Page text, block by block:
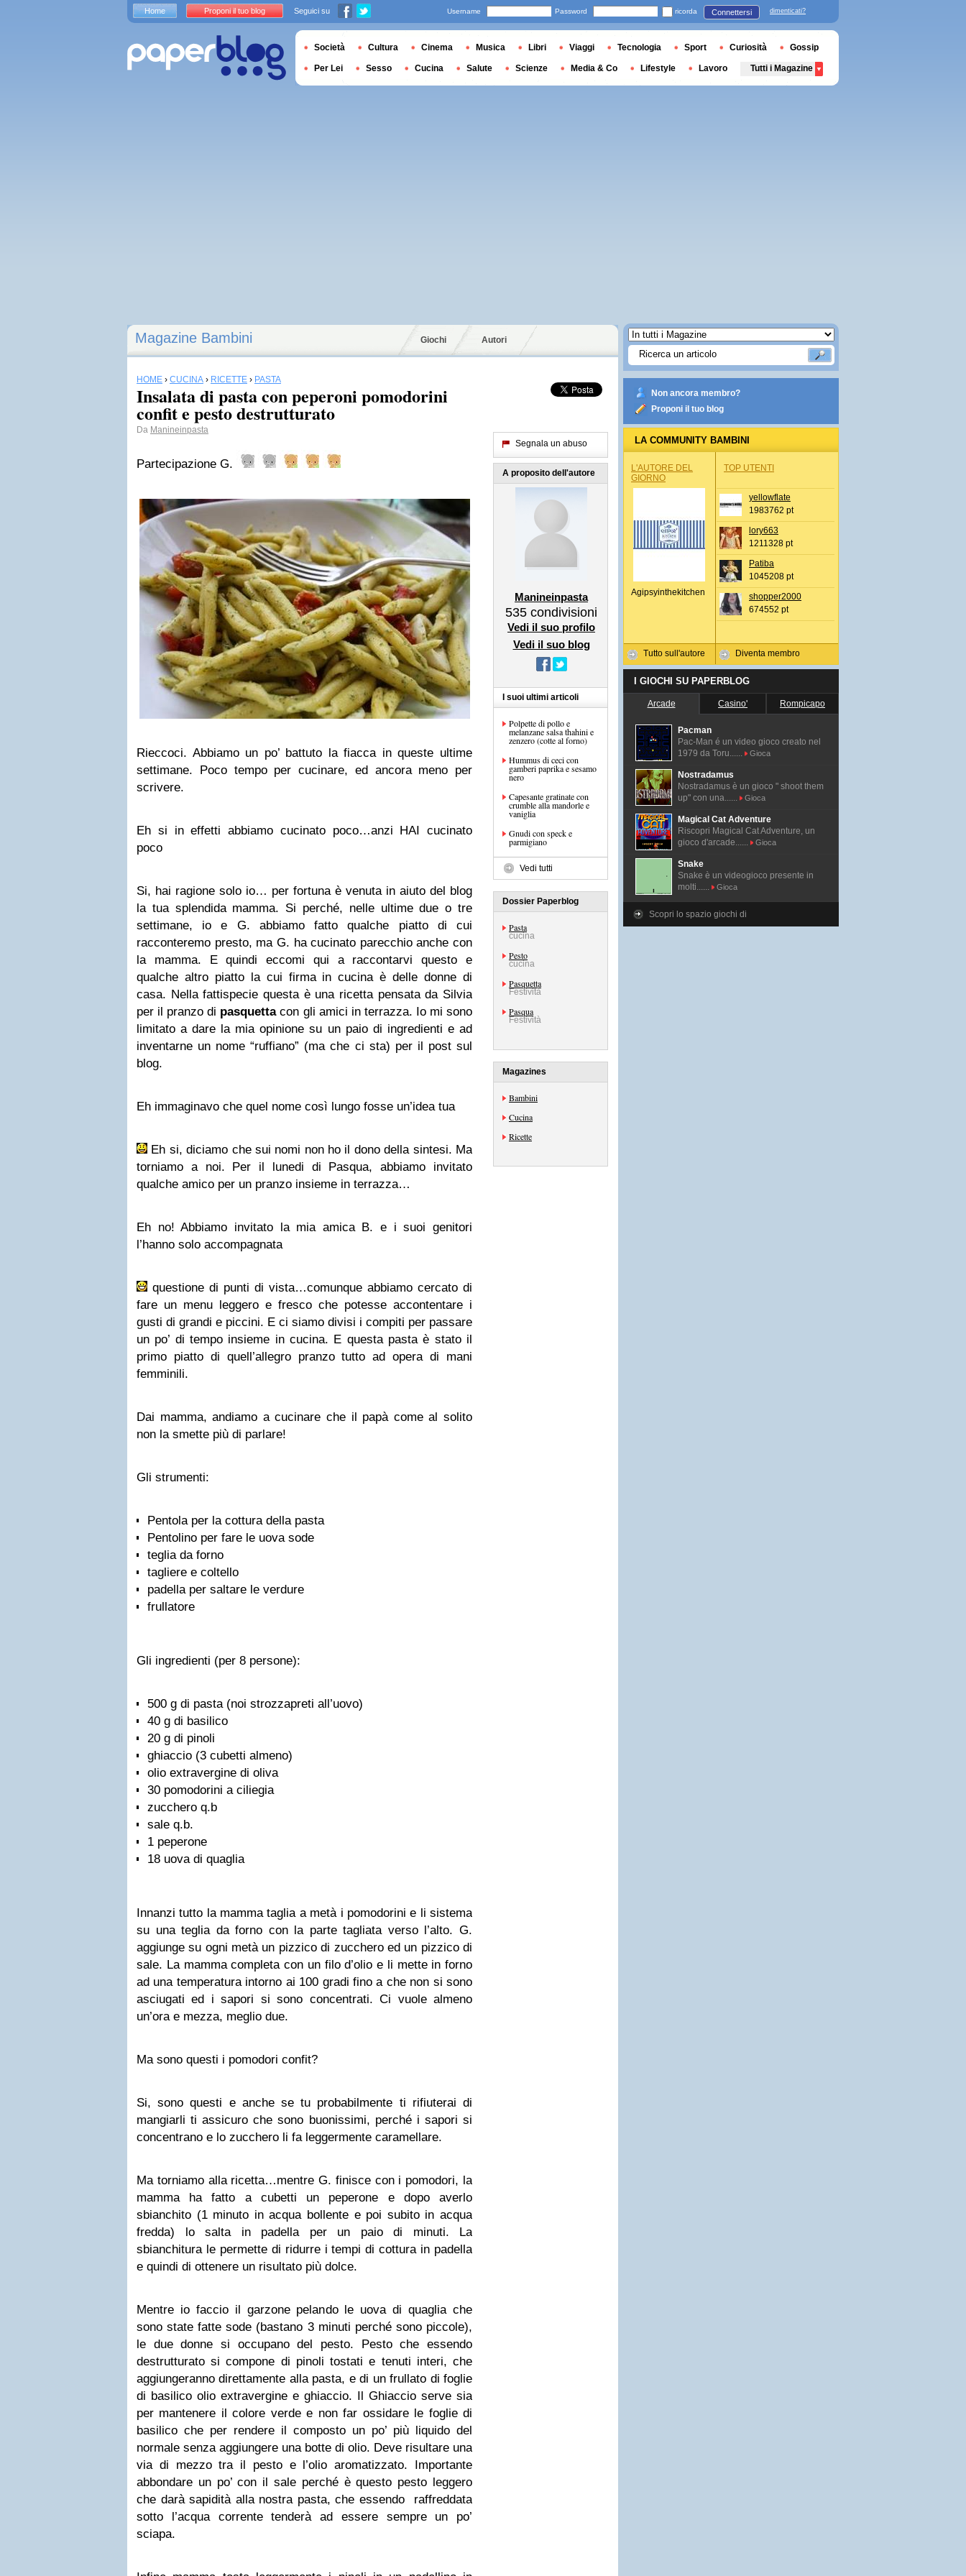
Magazine Bambini Giochi Autori
HOME › CUCINA › RICETTE › PASTA
Insalata di pasta con peperoni pomodorini
confit e pesto destrutturato
Da Manineinpasta
Partecipazione G.
Rieccoci. Abbiamo un po’ battuto la fiacca in queste ultime
settimane. Poco tempo per cucinare, ed ancora meno per
scrivere.
Eh si in effetti abbiamo cucinato poco…anzi HAI cucinato
poco
Si, hai ragione solo io… per fortuna è venuta in aiuto del blog
la tua splendida mamma. Si perché, nelle ultime due o tre
settimane, io e G. abbiamo fatto qualche piatto di cui
racconteremo presto, ma G. ha cucinato parecchio anche con
la mamma. E quindi eccomi qui a raccontarvi questo e
qualche altro piatto la cui firma in cucina è delle donne di
casa. Nella fattispecie questa è una ricetta pensata da Silvia
per il pranzo di pasquettacon gli amici in terrazza. Io mi sono
limitato a dare la mia opinione su un paio di ingredienti e ad
inventarne un nome “ruffiano” (ma che ci sta) per il post sul
blog.
Eh immaginavo che quel nome così lungo fosse un’idea tua
Eh si, diciamo che sui nomi non ho il dono della sintesi. Ma
torniamo a noi. Per il lunedi di Pasqua, abbiamo invitato
qualche amico per un pranzo insieme in terrazza…
Eh no! Abbiamo invitato la mia amica B. e i suoi genitori
l’hanno solo accompagnata
questione di punti di vista…comunque abbiamo cercato di
fare un menu leggero e fresco che potesse accontentare i
gusti di grandi e piccini. E ci siamo divisi i compiti per passare
un po’ di tempo insieme in cucina. E questa pasta è stato il
primo piatto di quell’allegro pranzo tutto ad opera di mani
femminili.
Dai mamma, andiamo a cucinare che il papà come al solito
non la smette più di parlare!
Gli strumenti:
Pentola per la cottura della pasta
Pentolino per fare le uova sode
teglia da forno
tagliere e coltello
padella per saltare le verdure
frullatore
Gli ingredienti (per 8 persone):
500 g di pasta (noi strozzapreti all’uovo)
40 g di basilico
20 g di pinoli
ghiaccio (3 cubetti almeno)
olio extravergine di oliva
30 pomodorini a ciliegia
zucchero q.b
sale q.b.
1 peperone
18 uova di quaglia
Innanzi tutto la mamma taglia a metà i pomodorini e li sistema
su una teglia da forno con la parte tagliata verso l’alto. G.
aggiunge su ogni metà un pizzico di zucchero ed un pizzico di
sale. La mamma completa con un filo d’olio e li mette in forno
ad una temperatura intorno ai 100 gradi fino a che non si sono
asciugati ed i sapori si sono concentrati. Ci vuole almeno
un’ora e mezza, meglio due.
Ma sono questi i pomodori confit?
Si, sono questi e anche se tu probabilmente ti rifiuterai di
mangiarli ti assicuro che sono buonissimi, perché i sapori si
concentrano e lo zucchero li fa leggermente caramellare.
Ma torniamo alla ricetta…mentre G. finisce con i pomodori, la
mamma ha fatto a cubetti un peperone e dopo averlo
sbianchito (1 minuto in acqua bollente e poi subito in acqua
fredda) lo salta in padella per un paio di minuti. La
sbianchitura le permette di ridurre i tempi di cottura in padella
e quindi di ottenere un risultato più dolce.
Mentre io faccio il garzone pelando le uova di quaglia che
sono state fatte sode (bastano 3 minuti perché sono piccole),
le due donne si occupano del pesto. Pesto che essendo
destrutturato si compone di pinoli tostati e tenuti interi, che
aggiungeranno direttamente alla pasta, e di un frullato di foglie
di basilico olio extravergine e ghiaccio. Il Ghiaccio serve sia
per mantenere il colore verde e non far ossidare le foglie di
basilico che per rendere il composto un po’ più liquido del
normale senza aggiungere una botte di olio. Deve risultare una
via di mezzo tra il pesto e l’olio aromatizzato. Importante
abbondare un po’ con il sale perché è questo pesto leggero
che darà sapidità alla nostra pasta, che essendo raffreddata
sotto l’acqua corrente tenderà ad essere sempre un po’
sciapa.
Segnala un abuso
A proposito dell'autore
Manineinpasta
535 condivisioni
Vedi il suo profilo
Vedi il suo blog
I suoi ultimi articoli
Polpette di pollo e
melanzane salsa thahini e
zenzero (cotte al forno)
Hummus di ceci con
gamberi paprika e sesamo
nero
Capesante gratinate con
crumble alla mandorle e
vaniglia
Gnudi con speck e
parmigiano
Vedi tutti
Dossier Paperblog
Pasta
cucina
Pesto
cucina
Pasquetta
Festività
Pasqua
Festività
Magazines
Bambini
Cucina
Ricette
Non ancora membro?
Proponi il tuo blog
LA COMMUNITY BAMBINI
L'AUTORE DEL
GIORNO
Agipsyinthekitchen
Tutto sull'autore
TOP UTENTI
yellowflate
1983762 pt
lory663
1211328 pt
Patiba
1045208 pt
shopper2000
674552 pt
Diventa membro
I GIOCHI SU PAPERBLOG
Arcade Casino' Rompicapo
Pacman
Pac-Man é un video gioco creato nel
1979 da Toru......
Gioca
Nostradamus
Nostradamus è un gioco " shoot them
up" con una......
Gioca
Magical Cat Adventure
Riscopri Magical Cat Adventure, un
gioco d'arcade......
Gioca
Snake
Snake è un videogioco presente in
molti......
Gioca
Scopri lo spazio giochi di
Home Proponi il tuo blog Seguici su Username Password ricorda Connettersi dimenticati?
Società Cultura Cinema Musica Libri Viaggi Tecnologia Sport Curiosità Gossip
Per Lei Sesso Cucina Salute Scienze Media & Co Lifestyle Lavoro Tutti i Magazine